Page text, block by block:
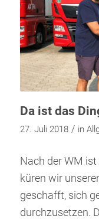
Da ist das
27. Juli 2018 / in
Nach der WM
küren wir
geschafft, sich
durchzusetzen.